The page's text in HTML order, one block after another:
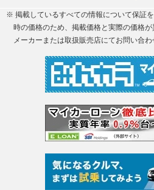
※ 掲載しているすべての情報について保証
時の価格のため、掲載価格と実際の価格が
メーカーまたは取扱販売店にてお問い合わ